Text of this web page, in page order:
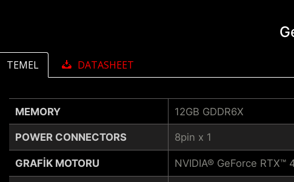
TEMEL DATASHEET
MEMORY
POWER CONNECTORS
GRAFIK MOTORU
12GB GDDR6X
8pin x 1
NVIDIA® GeForce RTX™